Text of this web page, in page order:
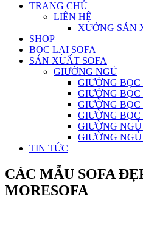
TRANG CHỦ
LIÊN HỆ
XƯỞNG SẢN
SHOP
BỌC LẠI SOFA
SẢN XUẤT SOFA
GIƯỜNG NGỦ
GIƯỜNG BỌC
GIƯỜNG BỌC
GIƯỜNG
GIƯỜNG
GIƯỜNG
GIƯỜNG
TIN TỨC
CÁC MẪU SOFA
MORESOFA